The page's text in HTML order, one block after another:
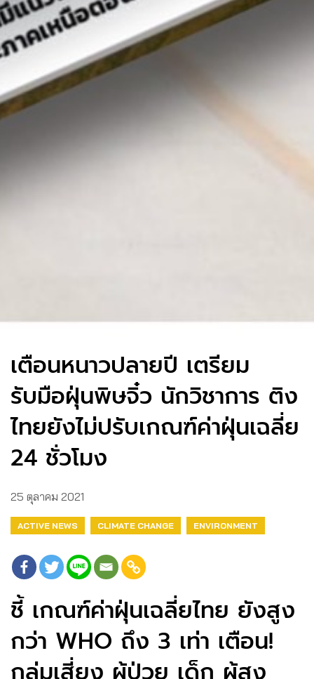
เตือนหนาวปลายปี เตรียม
รับมือฝุ่นพิษจิ๋ว นักวิชาการ ติง
ไทยยังไม่ปรับเกณฑ์ค่าฝุ่นเฉลี่ย
24 ชั่วโมง
25 ตุลาคม 2021
ACTIVE NEWS CLIMATE CHANGE ENVIRONMENT
ชี้ เกณฑ์ค่าฝุ่นเฉลี่ยไทย ยังสูง
กว่า WHO ถึง 3 เท่า เตือน!